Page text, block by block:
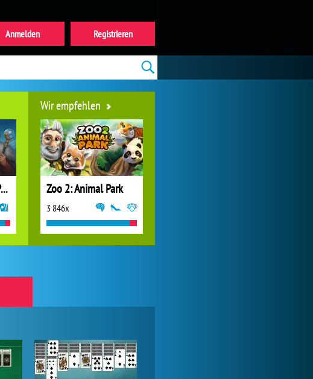
Winter Solitaire TriPeaks
Wir empfehlen
Zoo 2: Animal Park
3 846x
Registrieren
Anmelden